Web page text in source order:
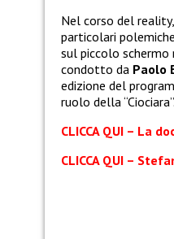
Nel corso del
particolari
sul piccolo
condotto da Paolo
edizione del
ruolo della “Ciociara”.
CLICCA QUI – La
CLICCA QUI –